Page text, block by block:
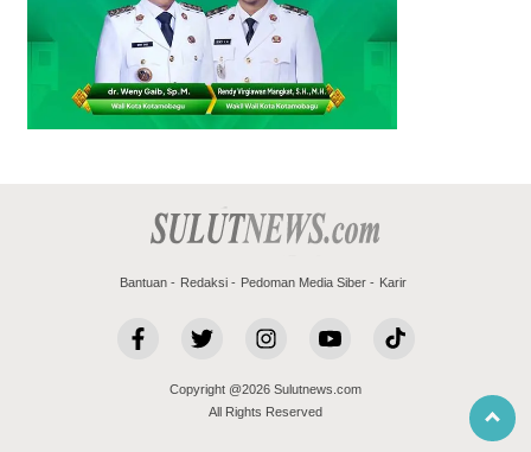
Bantuan Redaksi Pedoman Media Siber Karir
Copyright @2026 Sulutnews.com
All Rights Reserved